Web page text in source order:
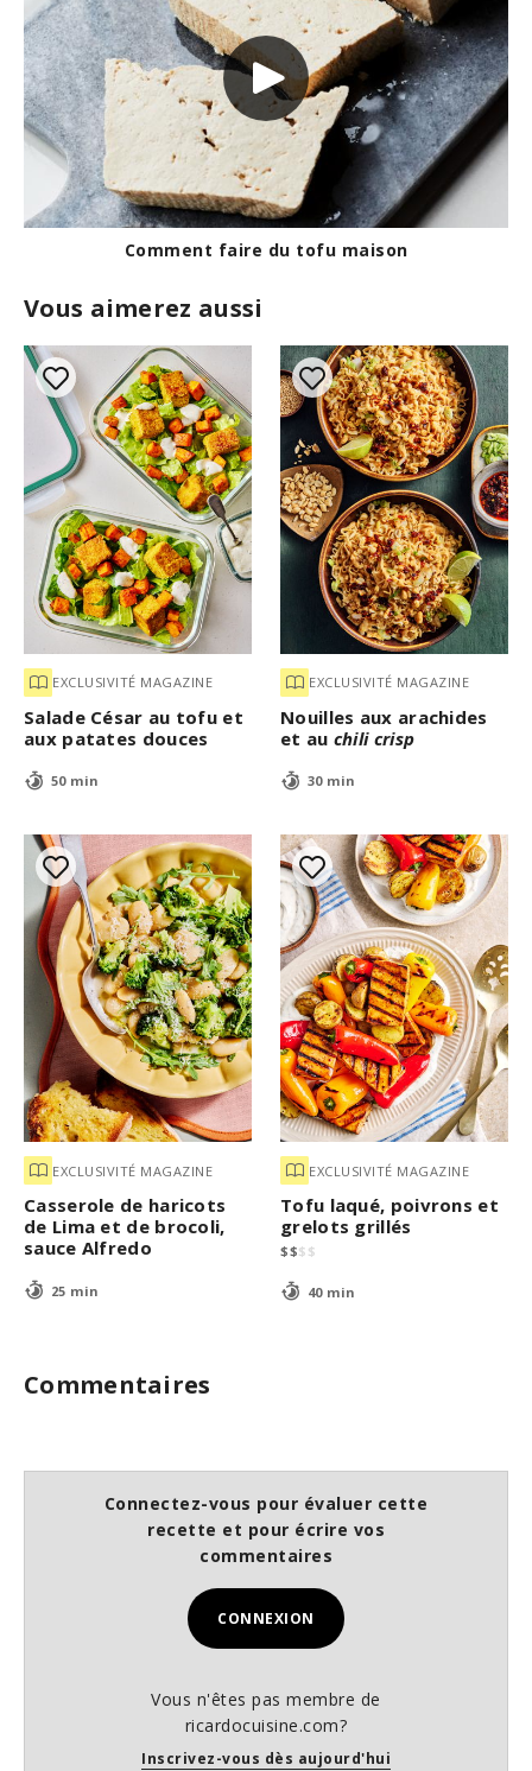
Comment faire du tofu maison
Vous aimerez aussi
EXCLUSIVITÉ MAGAZINE
Salade César au tofu et
aux patates douces
50 min
EXCLUSIVITÉ MAGAZINE
Nouilles aux arachides
et au chili crisp
30 min
EXCLUSIVITÉ MAGAZINE
Casserole de haricots
de Lima et de brocoli,
sauce Alfredo
25 min
EXCLUSIVITÉ MAGAZINE
Tofu laqué, poivrons et
grelots grillés
$$$ $
40 min
Commentaires
Connectez-vous pour évaluer cette
recette et pour écrire vos
commentaires
CONNEXION
Vous n'êtes pas membre de
ricardocuisine.com?
Inscrivez-vous dès aujourd'hui